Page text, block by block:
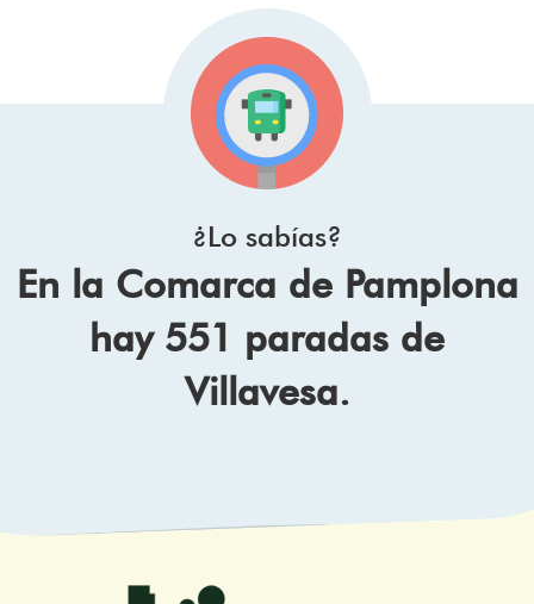
¿Lo sabías?
En la Comarca de Pamplona
hay 551 paradas de
Villavesa.